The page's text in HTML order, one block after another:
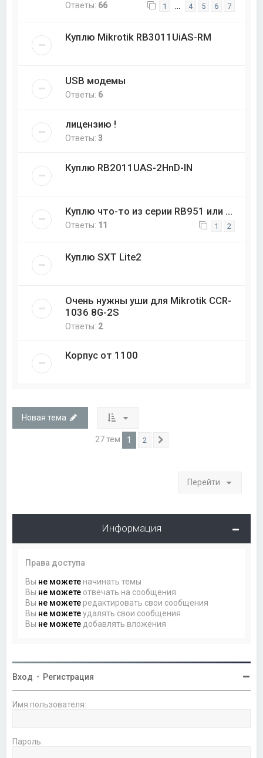
Ответы: 66 1 4 5 6 7
Куплю Mikrotik RB3011UiAS-RM
USB модемы
Ответы: 6
лицензию !
Ответы:3
Куплю RB2011UAS-2HnD-IN
Куплю что-то из серии RB951 или ...
Ответы: 11 1 2
Куплю SXT Lite2
Очень нужны уши для Mikrotik CCR-
1036 8G-2S
Ответы: 2
Корпус от 1100
Новая тема
27 тем 1 2
Перейти
Информация
Права доступа
Вы не можете начинать темы
Вы не можете отвечать на сообщения
Вы не можете редактировать свои сообщения
Вы не можетеудалять свои сообщения
Вы не можете добавлять вложения
Вход • Регистрация
Имя пользователя:
Пароль: